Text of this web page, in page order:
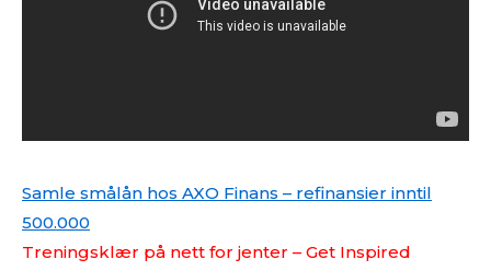
Samle smålån hos AXO Finans – refinansier inntil
500.000
Treningsklær på nett for jenter – Get Inspired